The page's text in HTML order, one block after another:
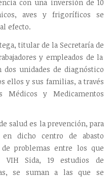
con una inversión de 10
aves y frigoríficos se
efecto.
titular de la Secretaría de
y empleados de la
dos unidades de diagnóstico
ellos y sus familias, a través
y Medicamentos
salud es la prevención, para
dicho centro de abasto
problemas entre los que
VIH Sida, 19 estudios de
se suman a las que se